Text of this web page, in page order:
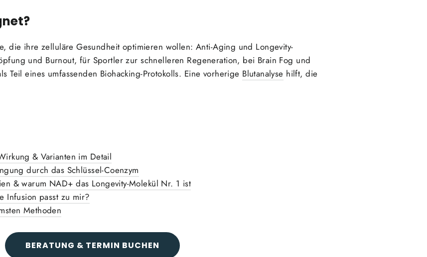
die ihre zelluläre Gesundheit optimieren wollen: Anti-Aging und Longevity-
und Burnout, für Sportler zur schnelleren Regeneration, bei Brain Fog und
Teil eines umfassenden Biohacking-Protokolls. Eine vorherige Blutanalyse hilft, die
& Varianten im Detail
durch das Schlüssel-Coenzym
& warum NAD+ das Longevity-Molekül Nr. 1 ist
Infusion passt zu mir?
Methoden
BERATUNG & TERMIN BUCHEN